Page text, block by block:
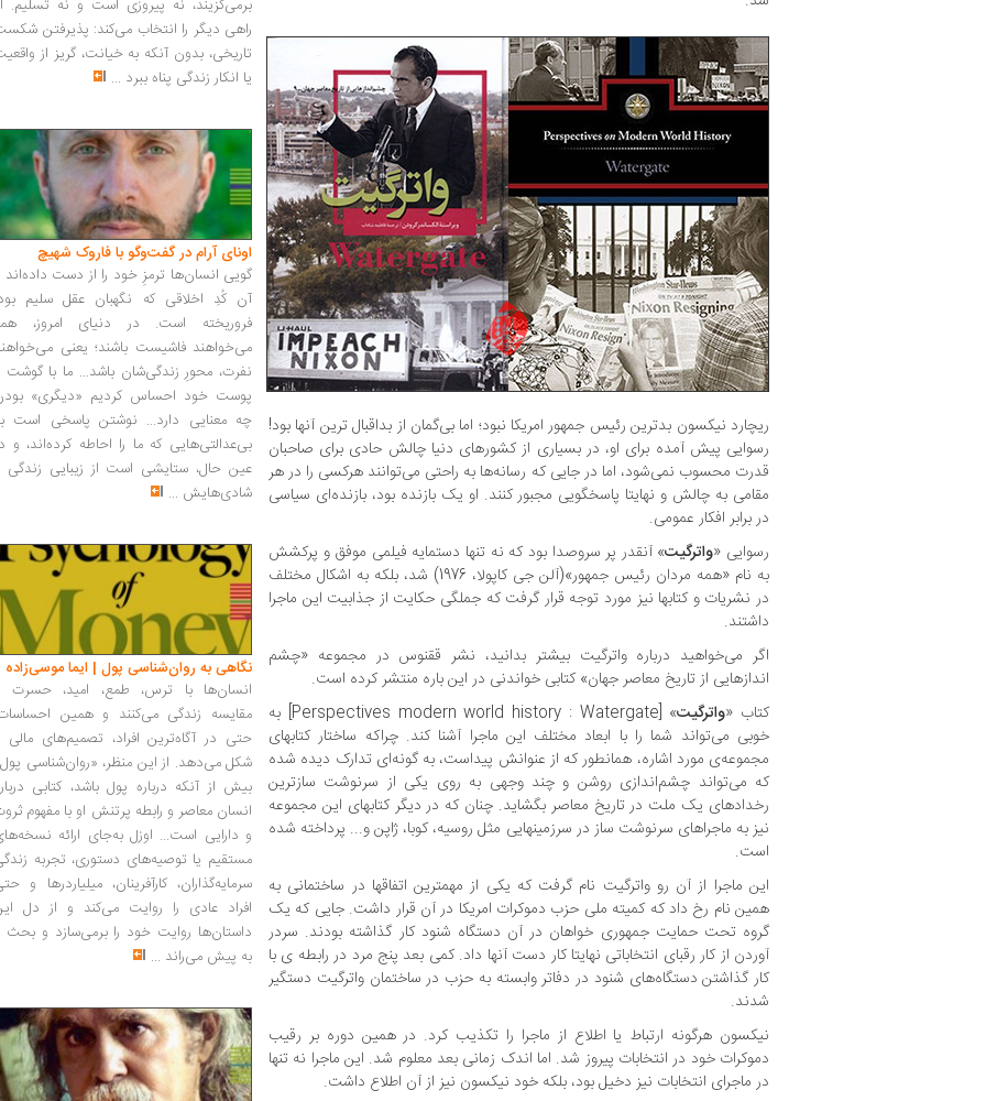
ریچارد نیکسون بدترین رئیس جمهور امریکا نبود؛ اما بی‌گمان از بداقبال ترین آنها بود!
رسوایی پیش آمده برای او، در بسیاری از کشورهای دنیا چالش حادی برای صاحبان
قدرت محسوب نمی‌شود، اما در جایی که رسانه‌ها به راحتی می‌توانند هرکسی را در هر
مقامی به چالش و نهایتا پاسخگویی مجبور کنند. او یک بازنده بود، بازنده‌ای سیاسی
در برابر افکار عمومی.
رسوایی «واترگیت» آنقدر پر سروصدا بود که نه تنها دستمایه فیلمی موفق و پرکشش
به نام «همه مردان رئیس جمهور»(آلن جی کاپولا، 1976) شد، بلکه به اشکال مختلف
در نشریات و کتابها نیز مورد توجه قرار گرفت که جملگی حکایت از جذابیت این ماجرا
داشتند.
اگر می‌خواهید درباره واترگیت بیشتر بدانید، نشر ققنوس در مجموعه «چشم
اندازهایی از تاریخ معاصر جهان» کتابی خواندنی در این باره منتشر کرده است.
کتاب «واترگیت
» [Perspectives modern world history : Watergate] به
خوبی می‌تواند شما را با ابعاد مختلف این ماجرا آشنا کند. چراکه ساختار کتابهای
مجموعه‌ی مورد اشاره، همانطور که از عنوانش پیداست، به گونه‌ای تدارک دیده شده
که می‌تواند چشم‌اندازی روشن و چند وجهی به روی یکی از سرنوشت سازترین
رخدادهای یک ملت در تاریخ معاصر بگشاید. چنان که در دیگر کتابهای این مجموعه
نیز به ماجراهای سرنوشت ساز در سرزمینهایی مثل روسیه، کوبا، ژاپن و... پرداخته شده
است.
این ماجرا از آن رو واترگیت نام گرفت که یکی از مهمترین اتفاقها در ساختمانی به
همین نام رخ داد که کمیته ملی حزب دموکرات امریکا در آن قرار داشت. جایی که یک
گروه تحت حمایت جمهوری خواهان در آن دستگاه شنود کار گذاشته بودند. سردر
آوردن از کار رقبای انتخاباتی نهایتا کار دست آنها داد. کمی بعد پنج مرد در رابطه ی با
کار گذاشتن دستگاه‌های شنود در دفاتر وابسته به حزب در ساختمان واترگیت دستگیر
شدند.
نیکسون هرگونه ارتباط یا اطلاع از ماجرا را تکذیب کرد. در همین دوره بر رقیب
دموکرات خود در انتخابات پیروز شد. اما اندک زمانی بعد معلوم شد. این ماجرا نه تنها
در ماجرای انتخابات نیز دخیل بود، بلکه خود نیکسون نیز از آن اطلاع داشت.
برمی‌گزیند، نه پیروزی است و نه تسلیم.
راهی دیگر را انتخاب می‌کند: پذیرفتن
تاریخی، بدون آنکه به خیانت، گریز از
یا انکار زندگی پناه ببرد ...
اونای آرام در گفت‌وگو با فاروک شهیچ‭
گویی انسان‌ها ترمزِ خود را از دست داده‌اند
آن کُدِ اخلاقی که نگهبان عقل سلیم
فروریخته است. در دنیای امروز،
می‌خواهند فاشیست باشند؛ یعنی
نفرت، محورِ زندگی‌شان باشد... ما با گوشت
پوست خود احساس کردیم «دیگری»
چه معنایی دارد... نوشتن پاسخی است
بی‌عدالتی‌هایی که ما را احاطه کرده‌اند، و
عین حال، ستایشی است از زیبایی زندگی
شادی‌هایش ...
نگاهی به روان‌شناسی پول | ایما موسی‌زاده
انسان‌ها با ترس، طمع، امید، حسرت
مقایسه زندگی می‌کنند و همین
حتی در آگاه‌ترین افراد، تصمیم‌های مالی
شکل می‌دهد. از این منظر، «روان‌شناسی
بیش از آنکه درباره پول باشد، کتابی
انسان معاصر و رابطه پرتنش او با مفهوم
و دارایی است... اوزل به‌جای ارائه
مستقیم یا توصیه‌های دستوری، تجربه
سرمایه‌گذاران، کارآفرینان، میلیاردرها و
افراد عادی را روایت می‌کند و از دل
داستان‌ها روایت خود را برمی‌سازد و بحث
به پیش می‌راند ...